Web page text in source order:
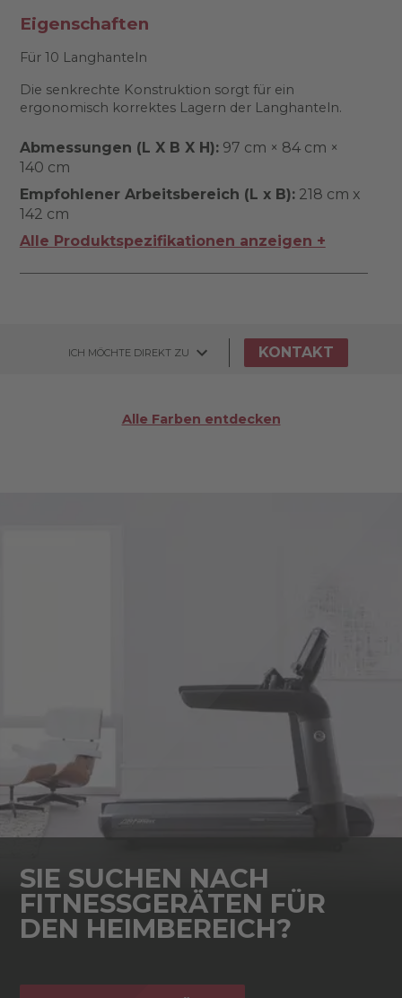
Eigenschaften
Für 10 Langhanteln
Die senkrechte Konstruktion sorgt für ein
ergonomisch korrektes Lagern der Langhanteln.
Abmessungen (L X B X H):97 cm × 84 cm ×
140 cm
Empfohlener Arbeitsbereich (L x B):218 cm x
142 cm
Alle Produktspezifikationen anzeigen +
ICH MÖCHTE DIREKT ZU KONTAKT
Alle Farben entdecken
SIE SUCHEN NACH
FITNESSGERÄTEN FÜR
DEN HEIMBEREICH?